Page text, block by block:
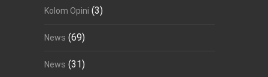
Kolom Opini (3)
News (69)
News (31)